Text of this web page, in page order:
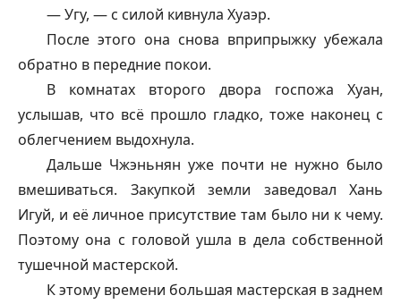
— Угу, — с силой кивнула Хуаэр.
После этого она снова вприпрыжку убежала
обратно в передние покои.
В комнатах второго двора госпожа Хуан,
услышав, что всё прошло гладко, тоже наконец с
облегчением выдохнула.
Дальше Чжэньнян уже почти не нужно было
вмешиваться. Закупкой земли заведовал Хань
Игуй, и её личное присутствие там было ни к чему.
Поэтому она с головой ушла в дела собственной
тушечной мастерской.
К этому времени большая мастерская в заднем